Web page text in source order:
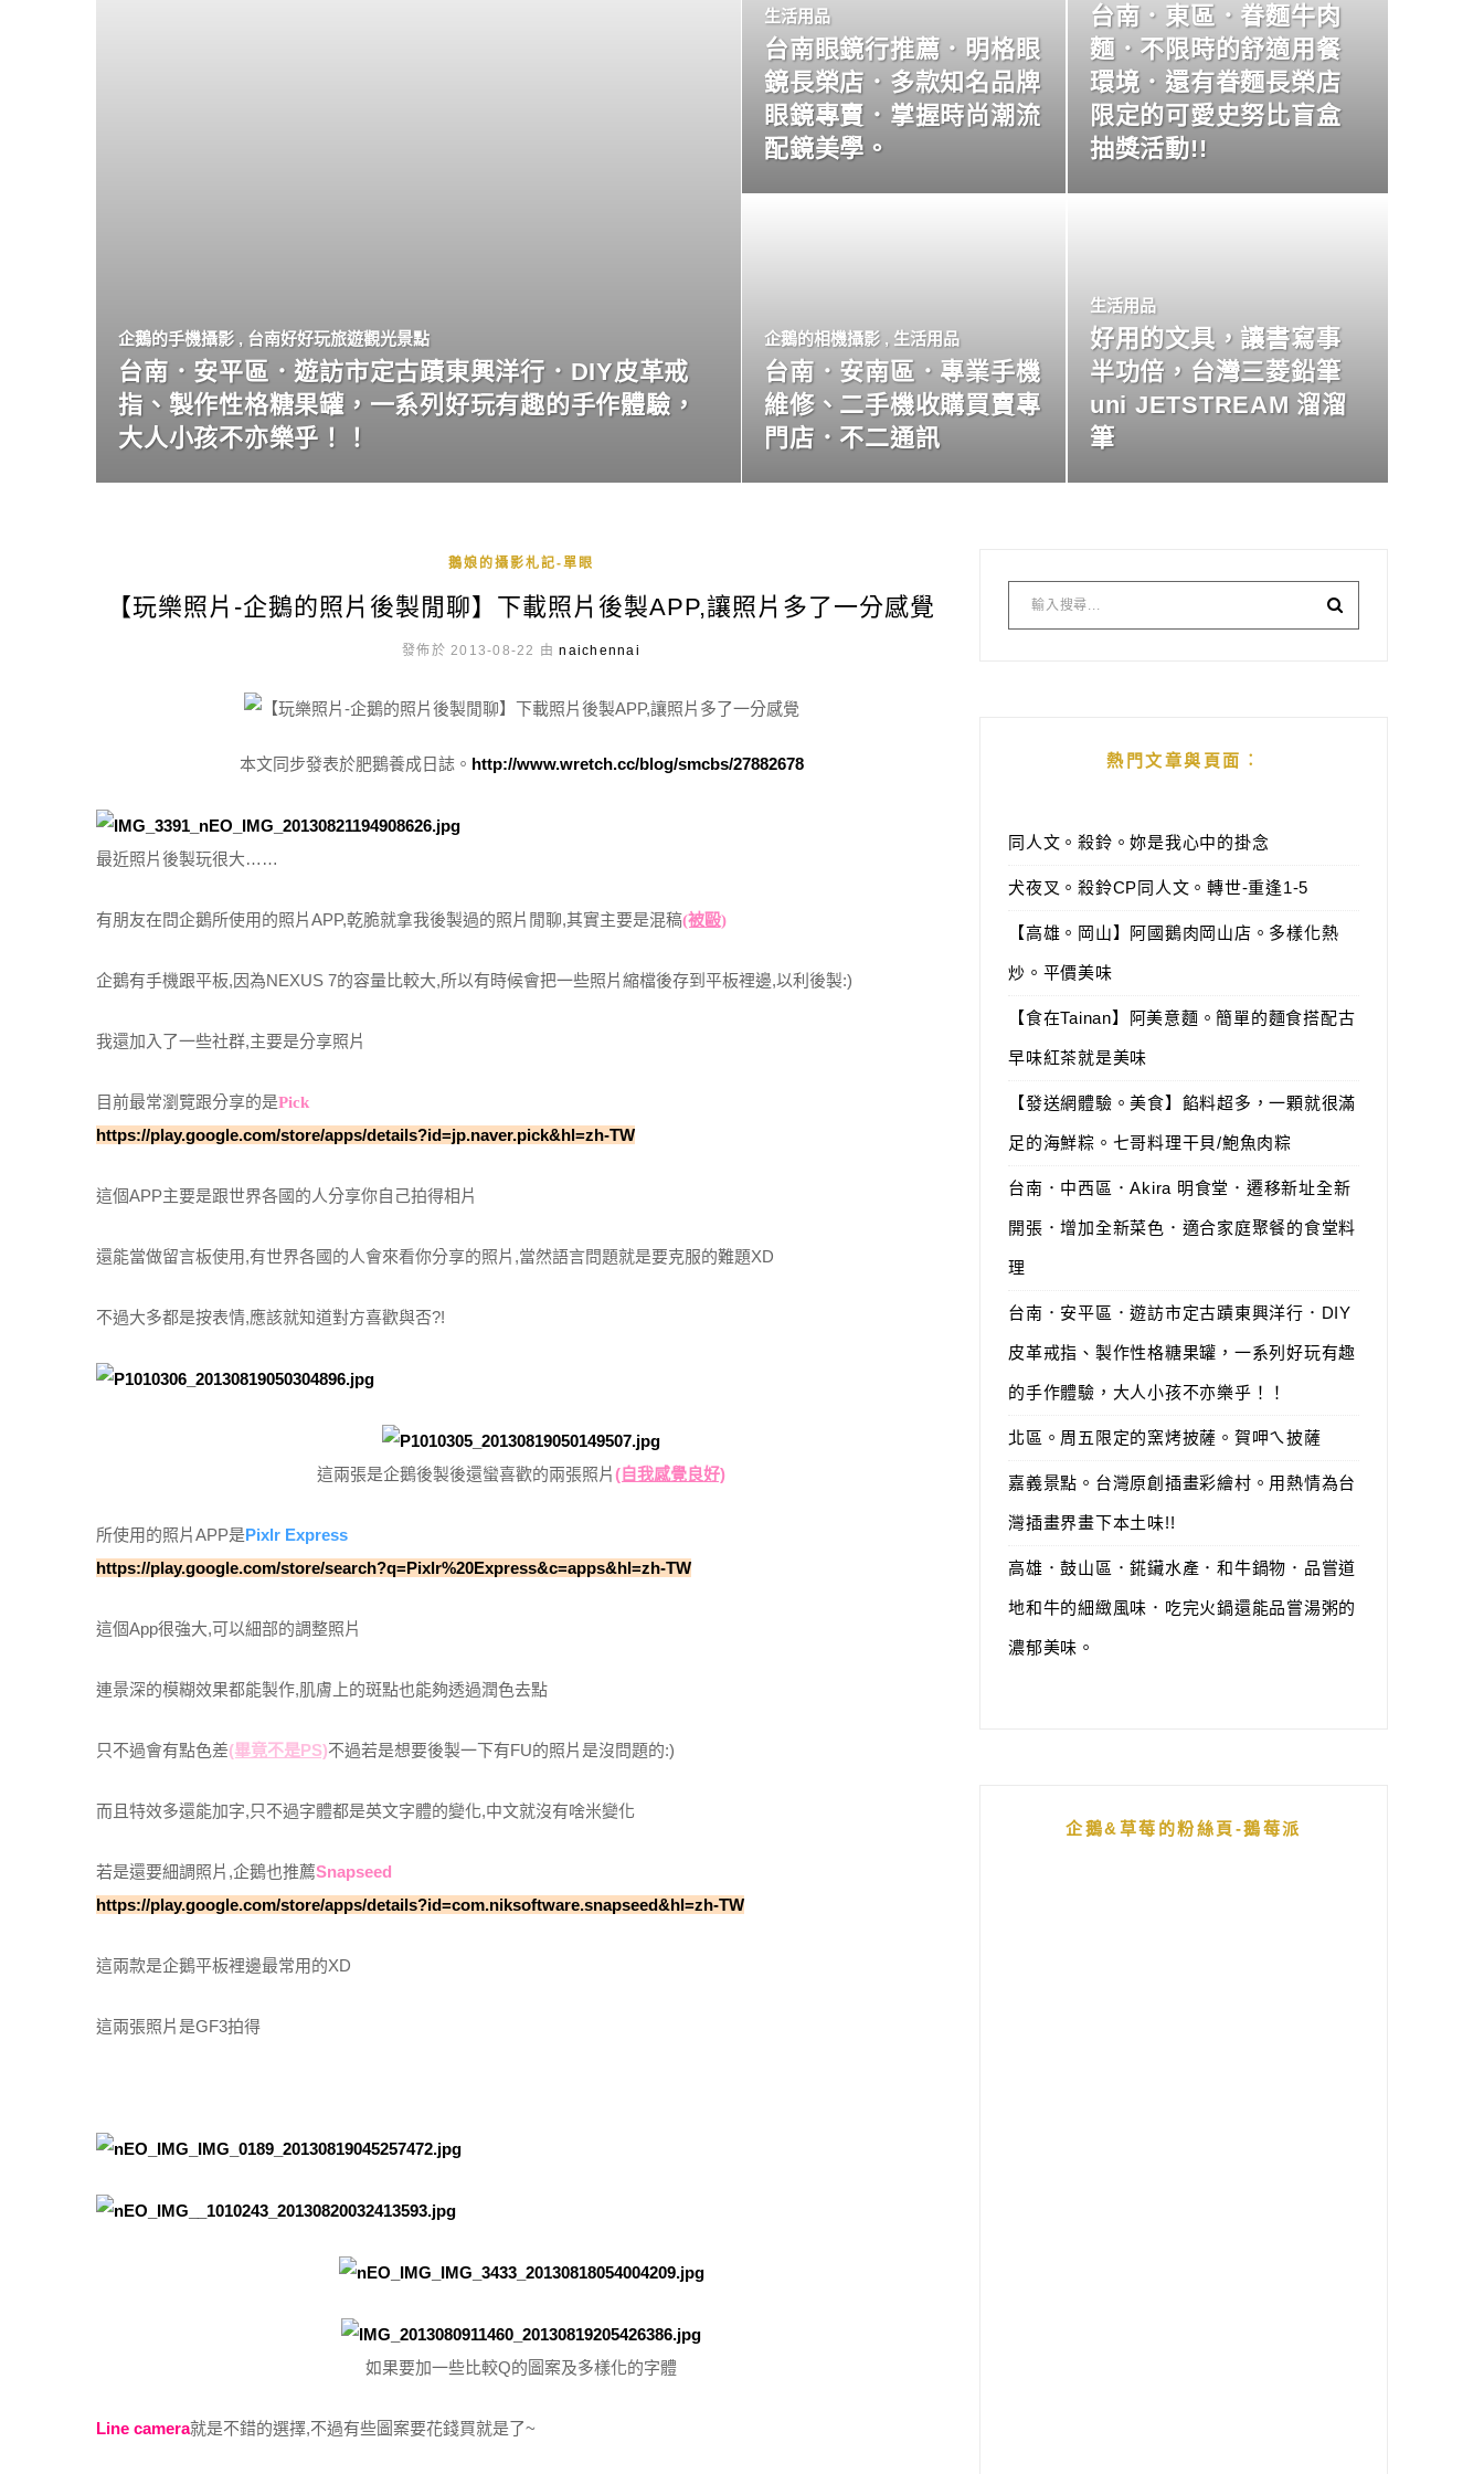
企鵝的手機攝影 , 台南好好玩旅遊觀光景點
台南．安平區．遊訪市定古蹟東興洋行．DIY皮革戒
指、製作性格糖果罐，一系列好玩有趣的手作體驗，
大人小孩不亦樂乎！！
生活用品
台南眼鏡行推薦．明格眼
鏡長榮店．多款知名品牌
眼鏡專賣．掌握時尚潮流
配鏡美學。
台南．東區．眷麵牛肉
麵．不限時的舒適用餐
環境．還有眷麵長榮店
限定的可愛史努比盲盒
抽獎活動!!
企鵝的相機攝影 , 生活用品
台南．安南區．專業手機
維修、二手機收購買賣專
門店．不二通訊
生活用品
好用的文具，讓書寫事
半功倍，台灣三菱鉛筆
uni JETSTREAM 溜溜
筆
鵝娘的攝影札記-單眼
【玩樂照片-企鵝的照片後製閒聊】下載照片後製APP,讓照片多了一分感覺
發佈於 2013-08-22 由naichennai
本文同步發表於肥鵝養成日誌。 http://www.wretch.cc/blog/smcbs/27882678
最近照片後製玩很大……
有朋友在問企鵝所使用的照片APP,乾脆就拿我後製過的照片閒聊,其實主要是混稿(被毆)
企鵝有手機跟平板,因為NEXUS 7的容量比較大,所以有時候會把一些照片縮檔後存到平板裡邊,以利後製:)
我還加入了一些社群,主要是分享照片
目前最常瀏覽跟分享的是Pick
https://play.google.com/store/apps/details?id=jp.naver.pick&hl=zh-TW
這個APP主要是跟世界各國的人分享你自己拍得相片
還能當做留言板使用,有世界各國的人會來看你分享的照片,當然語言問題就是要克服的難題XD
不過大多都是按表情,應該就知道對方喜歡與否?!
這兩張是企鵝後製後還蠻喜歡的兩張照片(自我感覺良好)
所使用的照片APP是Pixlr Express
https://play.google.com/store/search?q=Pixlr%20Express&c=apps&hl=zh-TW
這個App很強大,可以細部的調整照片
連景深的模糊效果都能製作,肌膚上的斑點也能夠透過潤色去點
只不過會有點色差(畢竟不是PS)不過若是想要後製一下有FU的照片是沒問題的:)
而且特效多還能加字,只不過字體都是英文字體的變化,中文就沒有啥米變化
若是還要細調照片,企鵝也推薦Snapseed
https://play.google.com/store/apps/details?id=com.niksoftware.snapseed&hl=zh-TW
這兩款是企鵝平板裡邊最常用的XD
這兩張照片是GF3拍得
如果要加一些比較Q的圖案及多樣化的字體
Line camera就是不錯的選擇,不過有些圖案要花錢買就是了~
熱門文章與頁面︰
同人文。殺鈴。妳是我心中的掛念
犬夜叉。殺鈴CP同人文。轉世-重逢1-5
【高雄。岡山】阿國鵝肉岡山店。多樣化熱
炒。平價美味
【食在Tainan】阿美意麵。簡單的麵食搭配古
早味紅茶就是美味
【發送網體驗。美食】餡料超多，一顆就很滿
足的海鮮粽。七哥料理干貝/鮑魚肉粽
台南．中西區．Akira 明食堂．遷移新址全新
開張．增加全新菜色．適合家庭聚餐的食堂料
理
台南．安平區．遊訪市定古蹟東興洋行．DIY
皮革戒指、製作性格糖果罐，一系列好玩有趣
的手作體驗，大人小孩不亦樂乎！！
北區。周五限定的窯烤披薩。賀呷ㄟ披薩
嘉義景點。台灣原創插畫彩繪村。用熱情為台
灣插畫界畫下本土味!!
高雄．鼓山區．錵鑶水產．和牛鍋物．品嘗道
地和牛的細緻風味．吃完火鍋還能品嘗湯粥的
濃郁美味。
企鵝&草莓的粉絲頁-鵝莓派